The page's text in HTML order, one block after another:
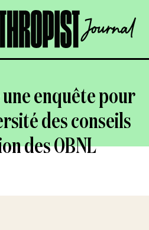
OPEN
enquête pour
des conseils
des OBNL